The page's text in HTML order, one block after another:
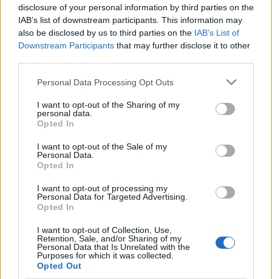
disclosure of your personal information by third parties on the
IAB’s list of downstream participants. This information may
also be disclosed by us to third parties on the IAB’s List of
Downstream Participants that may further disclose it to other
Please note that this website/app uses one or more Google
not limited to your visit or usage behaviour. You may click to
grant or deny consent to Google and its third-party tags to
use your data for below specified purposes in below Google
consent section.
Personal Data Processing Opt Outs
I want to opt-out of the Sharing of my
personal data.
Opted In
I want to opt-out of the Sale of my
Personal Data.
Opted In
I want to opt-out of processing my
Personal Data for Targeted Advertising.
Opted In
I want to opt-out of Collection, Use,
Retention, Sale, and/or Sharing of my
Personal Data that Is Unrelated with the
Purposes for which it was collected.
Opted Out
Los coches más buscados
Con el objetivo de determinar cuáles son…
Compra tu coche de segunda mano en
Heycar
¿Estás pensando en renovar tu coche? Apostar por…